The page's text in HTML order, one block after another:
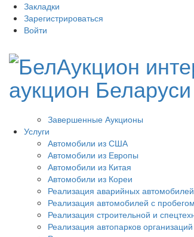
Закладки
Зарегистрироваться
Войти
Завершенные Аукционы
Услуги
Автомобили из США
Автомобили из Европы
Автомобили из Китая
Автомобили из Кореи
Реализация аварийных
Реализация автомобилей с
Реализация строительной и
Реализация автопарков